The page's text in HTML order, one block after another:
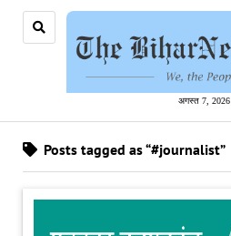
अगस्त 7, 2026
Posts tagged as “#journalist”